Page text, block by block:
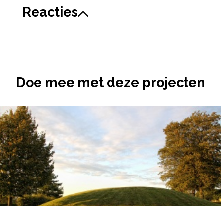
Reacties
Doe mee met deze projecten